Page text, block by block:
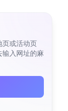
页或活动页
入网址的麻